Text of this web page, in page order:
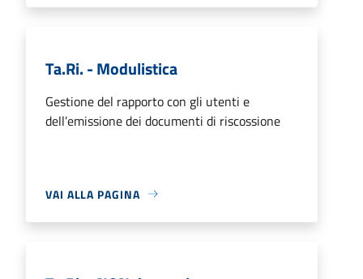
Ta.Ri. - Modulistica
Gestione del rapporto con gli utenti e
dell’emissione dei documenti di riscossione
VAI ALLA PAGINA